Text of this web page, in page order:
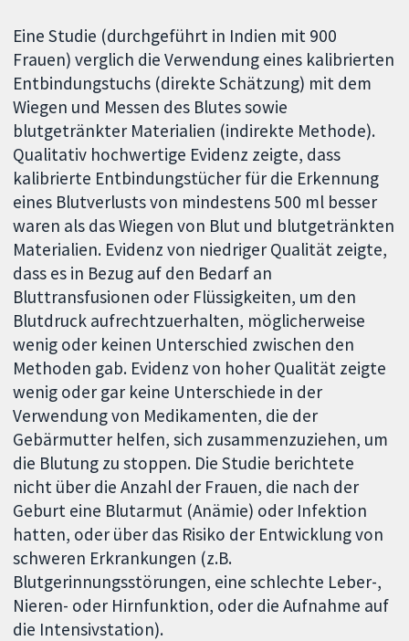
Eine Studie (durchgeführt in Indien mit 900
Frauen) verglich die Verwendung eines kalibrierten
Entbindungstuchs (direkte Schätzung) mit dem
Wiegen und Messen des Blutes sowie
blutgetränkter Materialien (indirekte Methode).
Qualitativ hochwertige Evidenz zeigte, dass
kalibrierte Entbindungstücher für die Erkennung
eines Blutverlusts von mindestens 500 ml besser
waren als das Wiegen von Blut und blutgetränkten
Materialien. Evidenz von niedriger Qualität zeigte,
dass es in Bezug auf den Bedarf an
Bluttransfusionen oder Flüssigkeiten, um den
Blutdruck aufrechtzuerhalten, möglicherweise
wenig oder keinen Unterschied zwischen den
Methoden gab. Evidenz von hoher Qualität zeigte
wenig oder gar keine Unterschiede in der
Verwendung von Medikamenten, die der
Gebärmutter helfen, sich zusammenzuziehen, um
die Blutung zu stoppen. Die Studie berichtete
nicht über die Anzahl der Frauen, die nach der
Geburt eine Blutarmut (Anämie) oder Infektion
hatten, oder über das Risiko der Entwicklung von
schweren Erkrankungen (z.B.
Blutgerinnungsstörungen, eine schlechte Leber-,
Nieren- oder Hirnfunktion, oder die Aufnahme auf
die Intensivstation).